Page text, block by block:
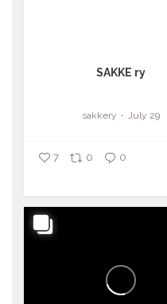
SAKKE ry
sakkery July 29
7 0 0